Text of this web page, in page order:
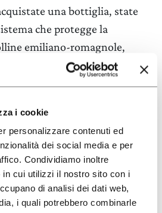
i cookie
personalizzare contenuti ed
dei social media e per
Condividiamo inoltre
in cui utilizzi il nostro sito con i
di analisi dei dati web,
i quali potrebbero combinarle
una bottiglia, state
che protegge la
emiliano-romagnole,
o l’Albana che bevete
vini per la tua cena
Bologna, una visita alla
a Castel San Pietro Terme è
immersiva tra i